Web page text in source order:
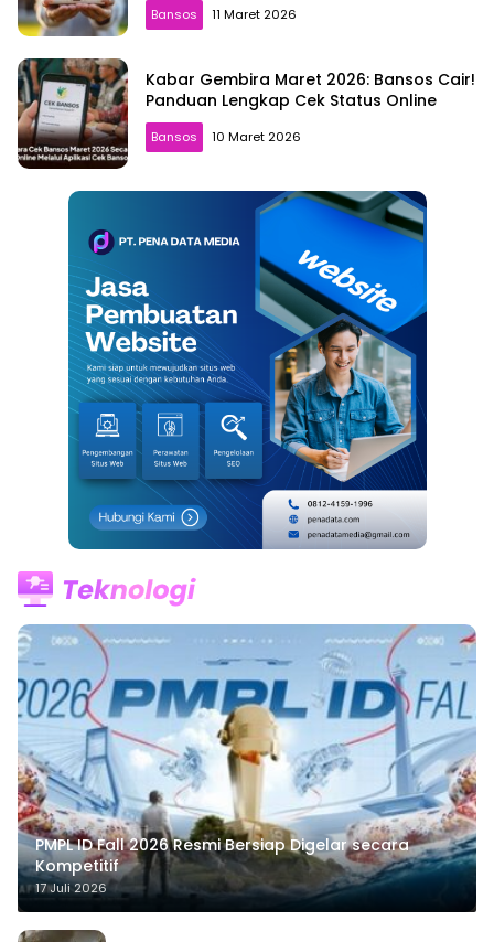
Bansos 11 Maret 2026
Kabar Gembira Maret 2026: Bansos Cair!
Panduan Lengkap Cek Status Online
Bansos 10 Maret 2026
PMPL ID Fall 2026 Resmi Bersiap Digelar secara
Kompetitif
17 Juli 2026